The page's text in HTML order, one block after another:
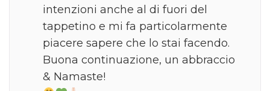
intenzioni anche al di fuori del
tappetino e mi fa particolarmente
piacere sapere che lo stai facendo.
Buona continuazione, un abbraccio
& Namaste!